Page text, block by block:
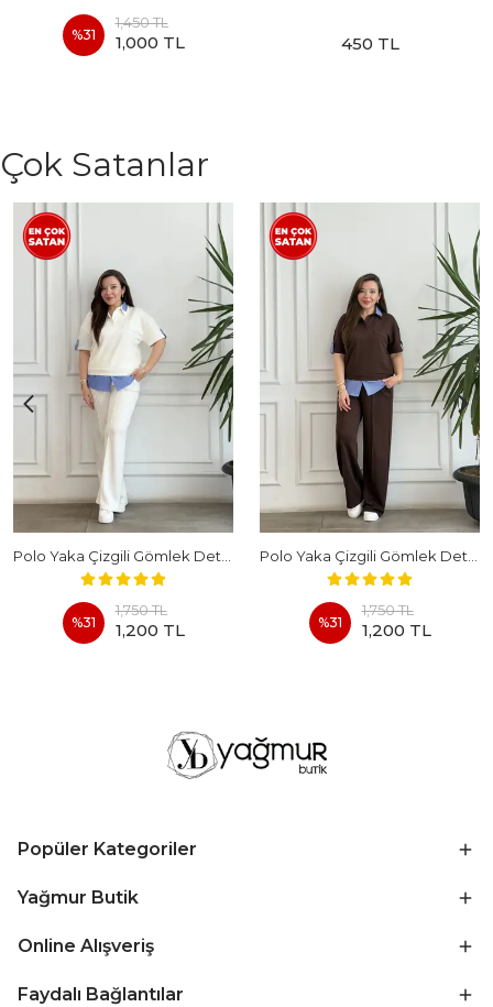
%31
1,450 TL
1,000 TL 450 TL
Çok Satanlar
%31
1,750 TL
1,200 TL %31
1,750 TL
1,200 TL
Popüler Kategoriler
Yağmur Butik
Online Alışveriş
Faydalı Bağlantılar